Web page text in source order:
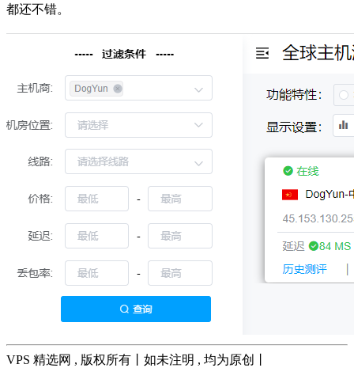
都还不错。
VPS 精选网 , 版权所有丨如未注明 , 均为原创丨